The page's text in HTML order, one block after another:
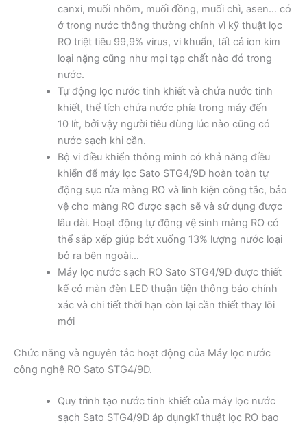
canxi, muối nhôm, muối đồng, muối chì, asen… có
ở trong nước thông thường chính vì kỹ thuật lọc
RO triệt tiêu 99,9% virus, vi khuẩn, tất cả ion kim
loại nặng cũng như mọi tạp chất nào đó trong
nước.
Tự động lọc nước tinh khiết và chứa nước tinh
khiết, thể tích chứa nước phía trong máy đến
10 lít, bởi vậy người tiêu dùng lúc nào cũng có
nước sạch khi cần.
Bộ vi điều khiển thông minh có khả năng điều
khiển để máy lọc Sato STG4/9D hoàn toàn tự
động sục rửa màng RO và linh kiện công tắc, bảo
vệ cho màng RO được sạch sẽ và sử dụng được
lâu dài. Hoạt động tự động vệ sinh màng RO có
thể sắp xếp giúp bớt xuống 13% lượng nước loại
bỏ ra bên ngoài…
Máy lọc nước sạch RO Sato STG4/9D được thiết
kế có màn đèn LED thuận tiện thông báo chính
xác và chi tiết thời hạn còn lại cần thiết thay lõi
mới
Chức năng và nguyên tắc hoạt động của Máy lọc nước
công nghệ RO Sato STG4/9D.
Quy trình tạo nước tinh khiết của máy lọc nước
sạch​ Sato STG4/9D áp dụngkĩ thuật lọc RO bao